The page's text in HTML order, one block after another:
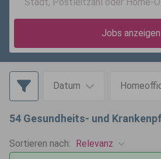
Jobs anzeigen
Datum
54 Gesundheits- und
Sortieren nach: Relevanz